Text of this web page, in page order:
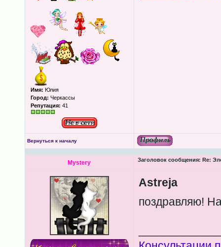
Имя: Юлия
Город: Черкассы
Репутация: 41
Вернуться к началу
Mystery Заголовок сообщения: Re:
Astreja
поздравляю!